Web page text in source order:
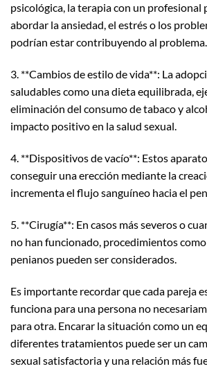
psicológica, la terapia con un profesional
abordar la ansiedad, el estrés o los
podrían estar contribuyendo al problema.
3. **Cambios de estilo de vida**: La
saludables como una dieta equilibrada,
eliminación del consumo de tabaco y
impacto positivo en la salud sexual.
4. **Dispositivos de vacío**: Estos
conseguir una erección mediante la
incrementa el flujo sanguíneo hacia el
5. **Cirugía**: En casos más severos o
no han funcionado, procedimientos
penianos pueden ser considerados.
Es importante recordar que cada pareja
funciona para una persona no
para otra. Encarar la situación como un
diferentes tratamientos puede ser un
sexual satisfactoria y una relación más